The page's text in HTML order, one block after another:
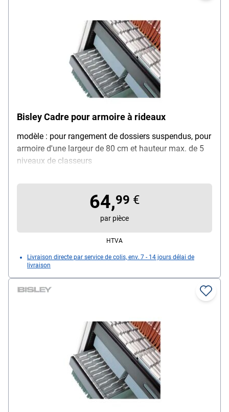
Bisley Cadre pour armoire à rideaux
modèle : pour rangement de dossiers suspendus, pour
armoire d'une largeur de 80 cm et hauteur max. de 5
niveaux de classeurs
64,99 €
par pièce
HTVA
Livraison directe par service de colis, env. 7 - 14 jours délai de
livraison